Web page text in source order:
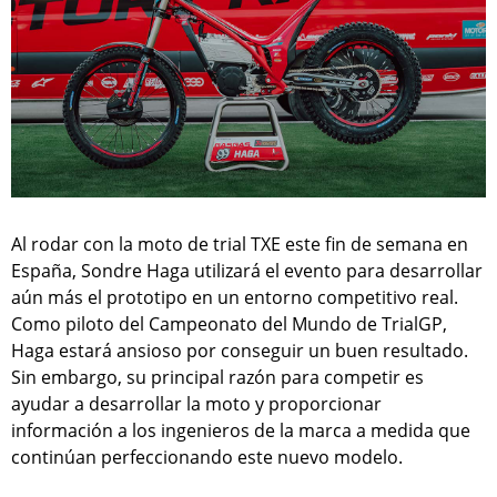
Al rodar con la moto de trial TXE este fin de semana en
España, Sondre Haga utilizará el evento para desarrollar
aún más el prototipo en un entorno competitivo real.
Como piloto del Campeonato del Mundo de TrialGP,
Haga estará ansioso por conseguir un buen resultado.
Sin embargo, su principal razón para competir es
ayudar a desarrollar la moto y proporcionar
información a los ingenieros de la marca a medida que
continúan perfeccionando este nuevo modelo.